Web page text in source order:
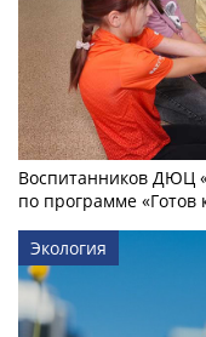
Воспитанников ДЮЦ
по программе «Готов
Экология